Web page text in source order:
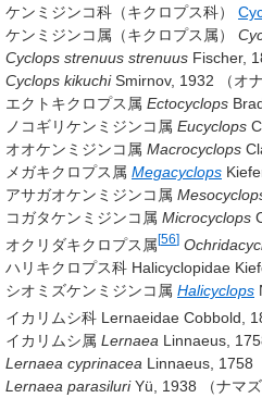
ケンミジンコ科（キクロプス科）
ケンミジンコ属（キクロプス属）
Cyclops strenuus strenuus Fischer,
Cyclops kikuchi Smirnov, 1932 （オ
エクトキクロプス属 Ectocyclops
ノコギリケンミジンコ属 Eucyclops
オオケンミジンコ属 Macrocyclops
メガキクロプス属 Megacyclops
アサガオケンミジンコ属
コガタケンミジンコ属 Microcyclops
オクリダキクロプス属[56]
ハリキクロプス科 Halicyclopidae
シオミズケンミジンコ属 Halicyclops
イカリムシ科 Lernaeidae Cobbold,
イカリムシ属 Lernaea Linnaeus,
Lernaea cyprinacea Linnaeus, 1758
Lernaea parasiluri Yü, 1938 （ナマ